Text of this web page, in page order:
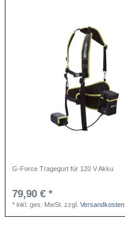
G-Force Tragegurt für 120 V Akku
79,90 € *
*inkl. ges. MwSt. zzgl.Versandkosten